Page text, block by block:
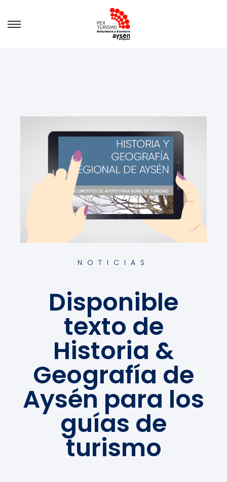
NOTICIAS
Disponible
texto de
Historia &
Geografía de
Aysén para los
guías de
turismo